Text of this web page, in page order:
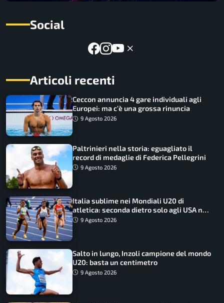
Social
Articoli recenti
Ceccon annuncia 4 gare individuali agli
Europei: ma c’è una grossa rinuncia
9 Agosto 2026
Paltrinieri nella storia: eguagliato il
record di medaglie di Federica Pellegrini
9 Agosto 2026
Italia sublime nei Mondiali U20 di
atletica: seconda dietro solo agli USA nel
medagliere
9 Agosto 2026
Salto in lungo, Inzoli campione del mondo
U20: basta un centimetro
9 Agosto 2026